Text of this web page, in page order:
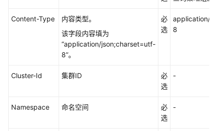
前
如
Content-Type
内容类型。
该字段内容填为
“application/json;charset=utf-
8”。
必
选
application/
8
Cluster-Id 集群ID
必
选
-
Namespace 命名空间
必
选
-